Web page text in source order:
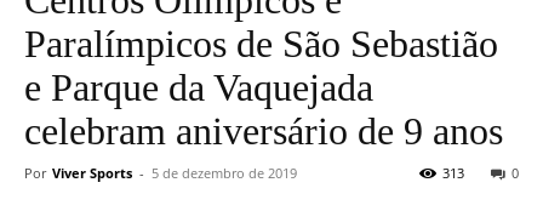
Paralímpicos de São Sebastião
e Parque da Vaquejada
celebram aniversário de 9 anos
Por Viver Sports - 5 de dezembro de 2019 0
313